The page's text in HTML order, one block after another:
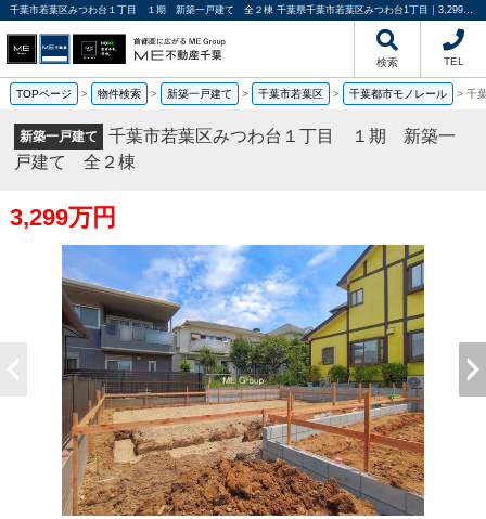
千葉市若葉区みつわ台１丁目 １期 新築一戸建て 全２棟 千葉県千葉市若葉区みつわ台1丁目｜3,299万円の新築一戸建て｜分譲住宅や新築物件｜ME不動産千葉
検索 TEL
TOPページ > 物件検索 > 新築一戸建て > 千葉市若葉区 > 千葉都市モノレール > 千
新築一戸建て
千葉市若葉区みつわ台１丁目 １期 新築一
戸建て 全２棟
3,299万円